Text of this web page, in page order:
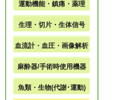
運動機能・鎮痛・薬理
生理・切片・生体信号
血流計・血圧・画像解析
麻酔器/手術時使用機器
魚類・生物(代謝･運動)